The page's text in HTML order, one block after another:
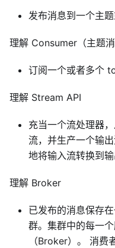
发布消息到一个主
理解 Consumer（主题消
订阅一个或者多个
理解 Stream API
充当一个流处理器
流，并生产一个输
地将输入流转换到输
理解 Broker
已发布的消息保存
群。集群中的每一
（Broker）。 消费